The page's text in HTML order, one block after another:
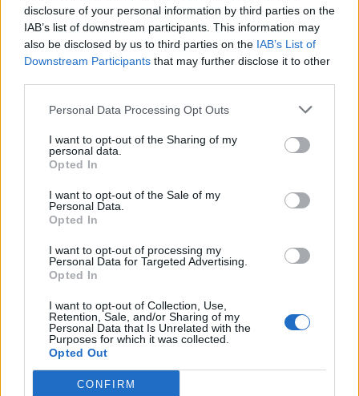
disclosure of your personal information by third parties on the
IAB’s list of downstream participants. This information may
also be disclosed by us to third parties on the IAB’s List of
Downstream Participants that may further disclose it to other
Personal Data Processing Opt Outs
I want to opt-out of the Sharing of my
personal data.
Opted In
I want to opt-out of the Sale of my
Personal Data.
Opted In
I want to opt-out of processing my
Personal Data for Targeted Advertising.
Opted In
I want to opt-out of Collection, Use,
Retention, Sale, and/or Sharing of my
Personal Data that Is Unrelated with the
Purposes for which it was collected.
Opted Out
CONFIRM
EΠΙΣΤΗΜΟΝΙΚΆ
Perfusion CMR)
3 Μαρτίου 2021
Τελευταία Νέα
9 πράγματα που δεν πρέπει να
λέτε σε έναν επισκέπτη
27 Φεβρουαρίου 2026
γεννηθεί μέσω εξωσωματικής, με
την υποστήριξη της Be-Live
Μεταπροπονητική πείνα: Ο λόγος
που θέλεις να καταβροχθίσεις τα
πάντα μετά την άσκηση
27 Φεβρουαρίου 2026